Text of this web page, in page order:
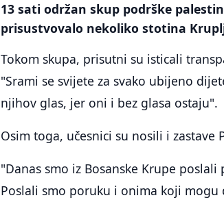
13 sati održan skup podrške
prisustvovalo nekoliko stotina
Tokom skupa, prisutni su isticali
"Srami se svijete za svako ubijeno
njihov glas, jer oni i bez glasa ostaju".
Osim toga, učesnici su nosili i zastave
"Danas smo iz Bosanske Krupe
Poslali smo poruku i onima koji mogu